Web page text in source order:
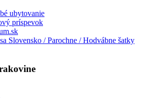
ubytovanie
príspevok
Slovensko / Parochne / Hodvábne šatky